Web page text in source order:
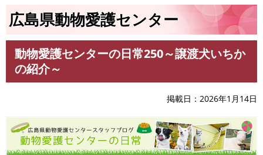
広島県動物愛護センター
動物愛護センターの日常250～譲渡犬いちか
の紹介～
掲載日 2026年1月14日